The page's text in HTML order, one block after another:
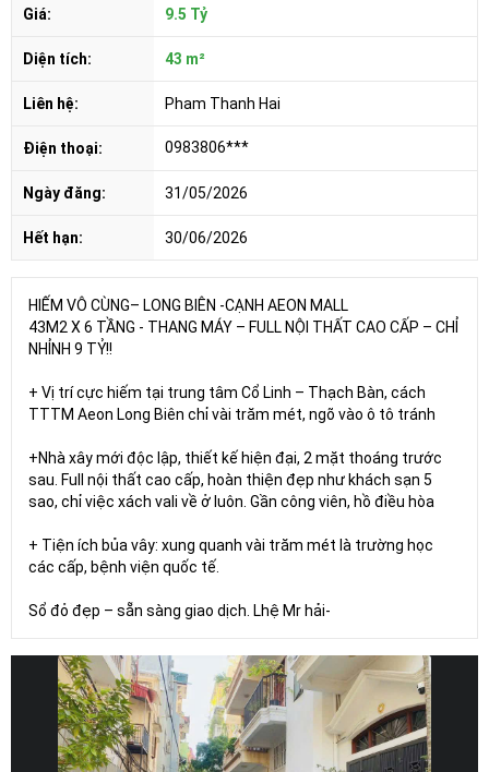
Giá: 9.5 Tỷ
Diện tích: 43 m²
Liên hệ: Pham Thanh Hai
Điện thoại: 0983806***
Ngày đăng: 31/05/2026
Hết hạn: 30/06/2026
HIẾM VÔ CÙNG– LONG BIÊN -CẠNH AEON MALL
43M2 X 6 TẦNG - THANG MÁY – FULL NỘI THẤT CAO CẤP – CHỈ
NHỈNH 9 TỶ!!
+ Vị trí cực hiếm tại trung tâm Cổ Linh – Thạch Bàn, cách
TTTM Aeon Long Biên chỉ vài trăm mét, ngõ vào ô tô tránh
+Nhà xây mới độc lập, thiết kế hiện đại, 2 mặt thoáng trước
sau. Full nội thất cao cấp, hoàn thiện đẹp như khách sạn 5
sao, chỉ việc xách vali về ở luôn. Gần công viên, hồ điều hòa
+ Tiện ích bủa vây: xung quanh vài trăm mét là trường học
các cấp, bệnh viện quốc tế.
Sổ đỏ đẹp – sẵn sàng giao dịch. Lhệ Mr hải-